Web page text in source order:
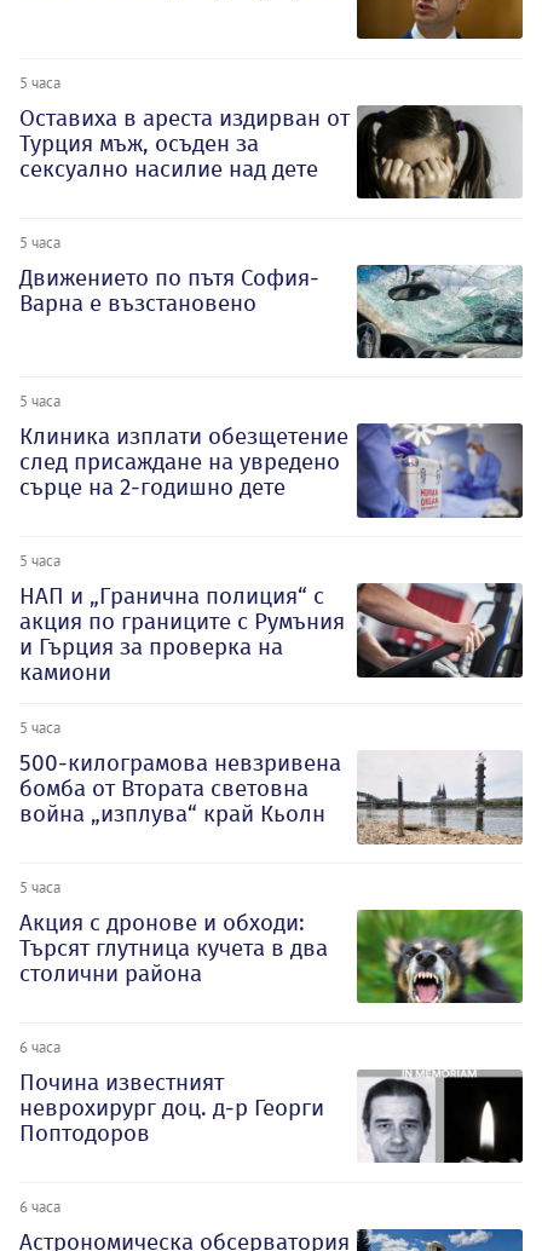
5 часа
Оставиха в ареста издирван от
Турция мъж, осъден за
сексуално насилие над дете
5 часа
Движението по пътя София-
Варна е възстановено
5 часа
Клиника изплати обезщетение
след присаждане на увредено
сърце на 2-годишно дете
5 часа
НАП и „Гранична полиция“ с
акция по границите с Румъния
и Гърция за проверка на
камиони
5 часа
500-килограмова невзривена
бомба от Втората световна
война „изплува“ край Кьолн
5 часа
Акция с дронове и обходи:
Търсят глутница кучета в два
столични района
6 часа
Почина известният
неврохирург доц. д-р Георги
Поптодоров
6 часа
Астрономическа обсерватория